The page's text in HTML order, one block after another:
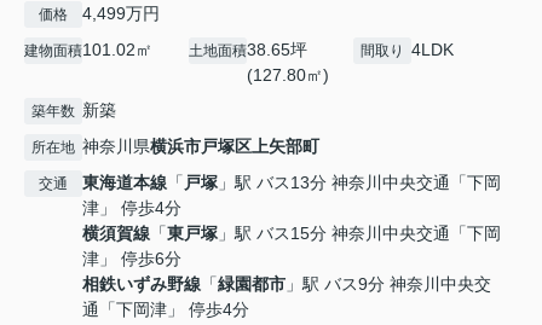
価格 4,499万円
建物面積101.02㎡ 土地面積38.65坪
(127.80㎡)
間取り 4LDK
築年数 新築
所在地 神奈川県横浜市戸塚区上矢部町
交通 東海道本線 「 戸塚 」駅 バス13分 神奈川中央交通「下岡
津」 停歩4分
横須賀線 「東戸塚 」駅 バス15分 神奈川中央交通「下岡
津」 停歩6分
相鉄いずみ野線 「緑園都市 」駅 バス9分 神奈川中央交
通「下岡津」 停歩4分